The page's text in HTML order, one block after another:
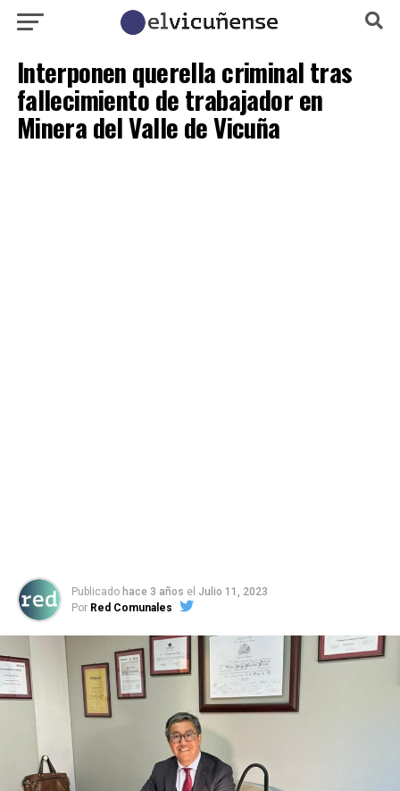
Interponen querella criminal tras
fallecimiento de trabajador en
Minera del Valle de Vicuña
Publicado hace 3 años el Julio 11, 2023
Por Red Comunales